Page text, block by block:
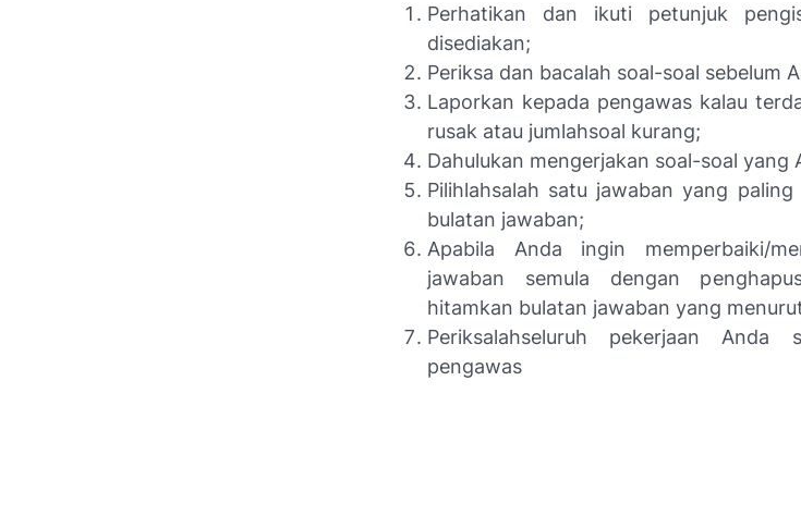
Perhatikan dan ikuti petunjuk
disediakan;
Periksa dan bacalah soal-soal sebelum
Laporkan kepada pengawas kalau
rusak atau jumlahsoal kurang;
Dahulukan mengerjakan soal-soal yang
Pilihlahsalah satu jawaban yang
bulatan jawaban;
Apabila Anda ingin memperbaiki/
jawaban semula dengan
hitamkan bulatan jawaban yang
Periksalahseluruh pekerjaan Anda
pengawas